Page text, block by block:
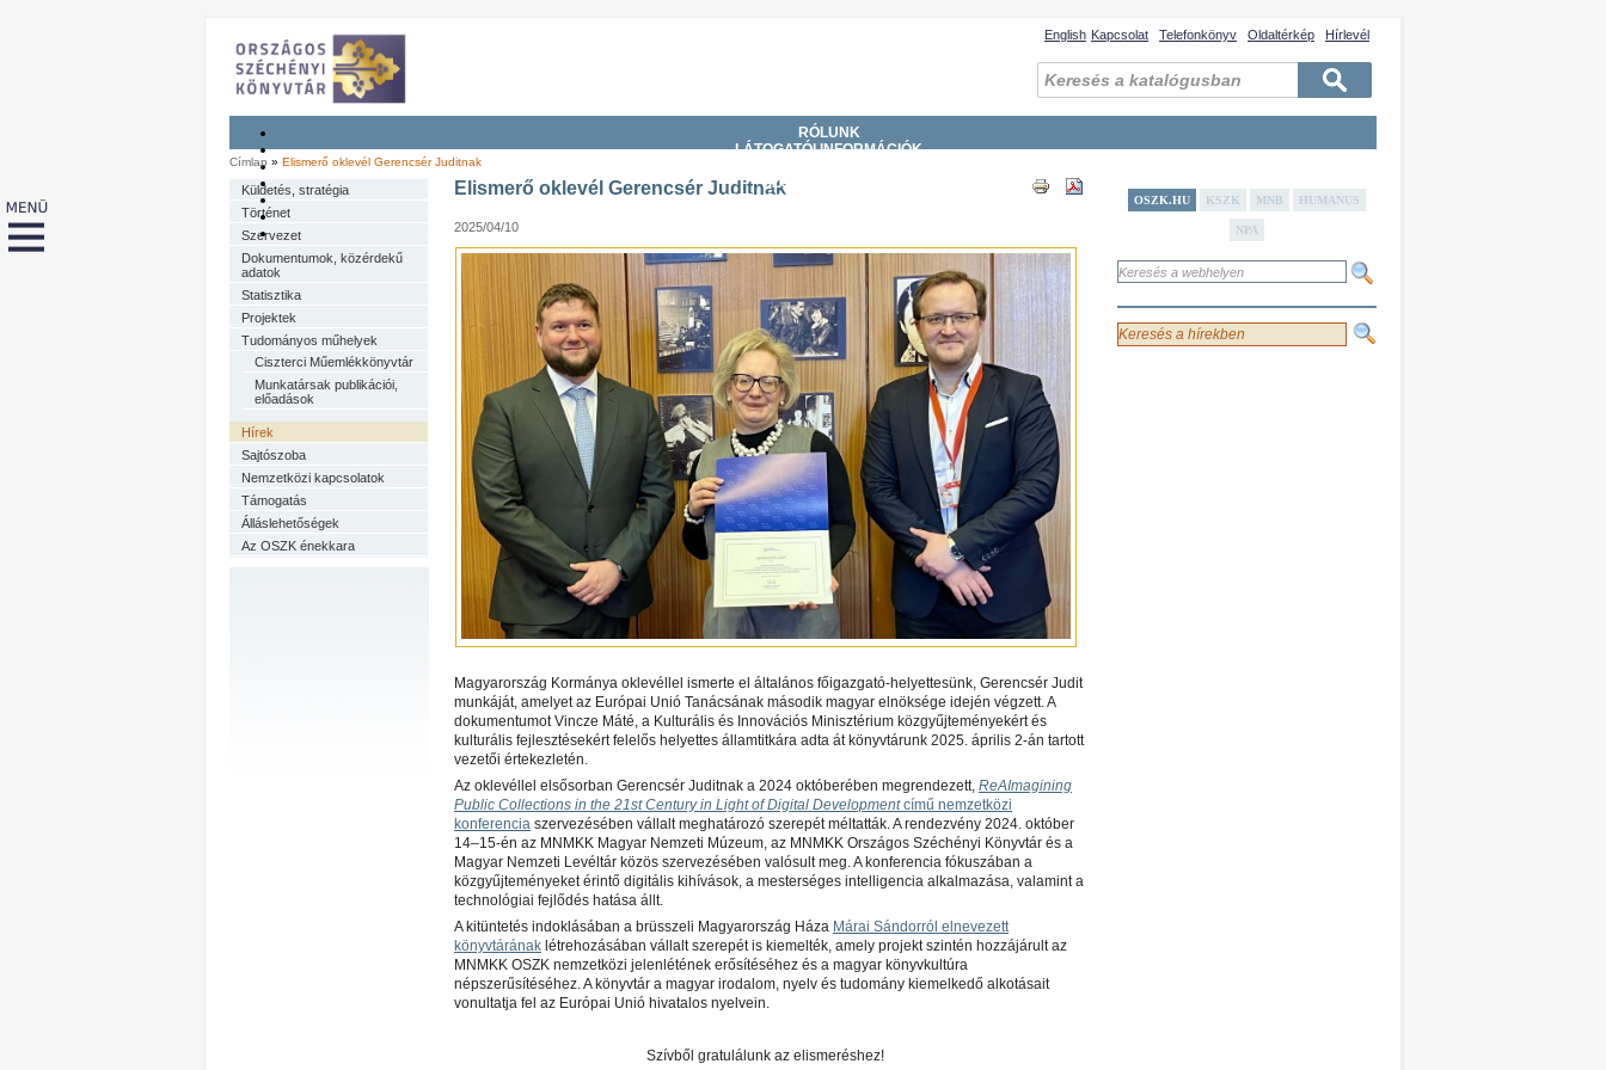
Kapcsolat Telefonkönyv Oldaltérkép Hírlevél
English
RÓLUNK
LÁTOGATÓI INFORMÁCIÓK
SZOLGÁLTATÁSOK
KATALÓGUSOK, ADATBÁZISOK
Címlap » Elismerő oklevél Gerencsér Juditnak
Küldetés, stratégia
Történet
Szervezet
Dokumentumok, közérdekű
adatok
Statisztika
Projektek
Tudományos műhelyek
Ciszterci Műemlékkönyvtár
Munkatársak publikációi,
előadások
Hírek
Sajtószoba
Nemzetközi kapcsolatok
Támogatás
Álláslehetőségek
Az OSZK énekkara
Elismerő oklevél Gerencsér Juditnak
2025/04/10
Magyarország Kormánya oklevéllel ismerte el általános főigazgató-helyettesünk, Gerencsér Judit
munkáját, amelyet az Európai Unió Tanácsának második magyar elnöksége idején végzett. A
dokumentumot Vincze Máté, a Kulturális és Innovációs Minisztérium közgyűjteményekért és
kulturális fejlesztésekért felelős helyettes államtitkára adta át könyvtárunk 2025. április 2-án tartott
vezetői értekezletén.
Az oklevéllel elsősorban Gerencsér Juditnak a 2024 októberében megrendezett, ReAImagining
Public Collections in the 21st Century in Light of Digital Developmentcímű nemzetközi
konferencia szervezésében vállalt meghatározó szerepét méltatták. A rendezvény 2024. október
14–15-én az MNMKK Magyar Nemzeti Múzeum, az MNMKK Országos Széchényi Könyvtár és a
Magyar Nemzeti Levéltár közös szervezésében valósult meg. A konferencia fókuszában a
közgyűjteményeket érintő digitális kihívások, a mesterséges intelligencia alkalmazása, valamint a
technológiai fejlődés hatása állt.
A kitüntetés indoklásában a brüsszeli Magyarország Háza Márai Sándorról elnevezett
könyvtárának létrehozásában vállalt szerepét is kiemelték, amely projekt szintén hozzájárult az
MNMKK OSZK nemzetközi jelenlétének erősítéséhez és a magyar könyvkultúra
népszerűsítéséhez. A könyvtár a magyar irodalom, nyelv és tudomány kiemelkedő alkotásait
vonultatja fel az Európai Unió hivatalos nyelvein.
Szívből gratulálunk az elismeréshez!
OSZK.HU KSZK MNB HUMANUS
NPA